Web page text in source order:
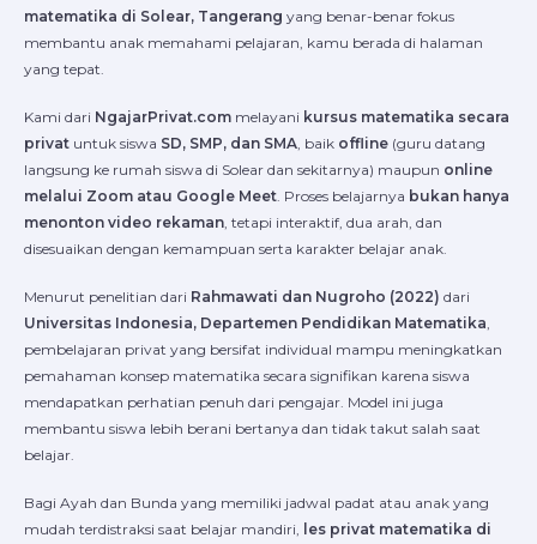
matematika di Solear, Tangerang yang benar-benar fokus
membantu anak memahami pelajaran, kamu berada di halaman
yang tepat.
Kami dari NgajarPrivat.com melayani kursus matematika secara
privat untuk siswa SD, SMP, dan SMA , baik offline (guru datang
langsung ke rumah siswa di Solear dan sekitarnya) maupun online
melalui Zoom atau Google Meet . Proses belajarnya bukan hanya
menonton video rekaman , tetapi interaktif, dua arah, dan
disesuaikan dengan kemampuan serta karakter belajar anak.
Menurut penelitian dari Rahmawati dan Nugroho (2022) dari
Universitas Indonesia, Departemen Pendidikan Matematika
pembelajaran privat yang bersifat individual mampu meningkatkan
pemahaman konsep matematika secara signifikan karena siswa
mendapatkan perhatian penuh dari pengajar. Model ini juga
membantu siswa lebih berani bertanya dan tidak takut salah saat
belajar.
Bagi Ayah dan Bunda yang memiliki jadwal padat atau anak yang
mudah terdistraksi saat belajar mandiri, les privat matematika di